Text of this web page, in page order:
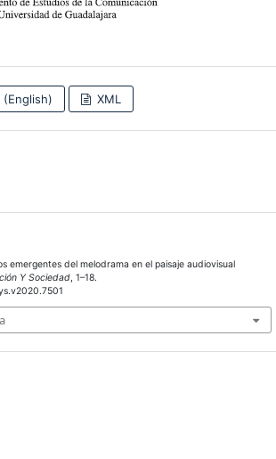
(English) XML
emergentes del melodrama en el paisaje audiovisual
Y Sociedad, 1–18.